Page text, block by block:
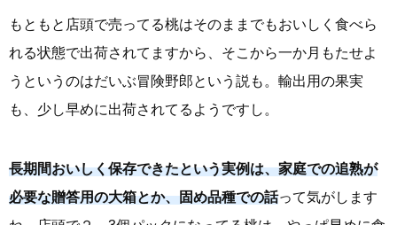
もともと店頭で売ってる桃はそのままでもおいしく食べら
れる状態で出荷されてますから、そこから一か月もたせよ
うというのはだいぶ冒険野郎という説も。輸出用の果実
も、少し早めに出荷されてるようですし。
長期間おいしく保存できたという実例は、家庭での追熟が
必要な贈答用の大箱とか、固め品種での話って気がします